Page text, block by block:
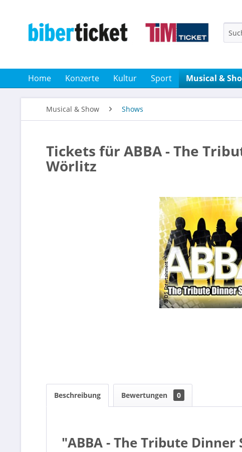
Home Konzerte Kultur Sport Musical &
Musical & Show Shows
Tickets für ABBA - The
Wörlitz
Beschreibung Bewertungen 0
"ABBA - The Tribute Dinner